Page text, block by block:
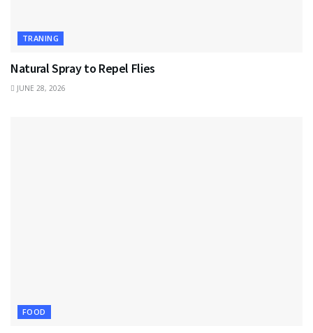
TRANING
Natural Spray to Repel Flies
JUNE 28, 2026
FOOD